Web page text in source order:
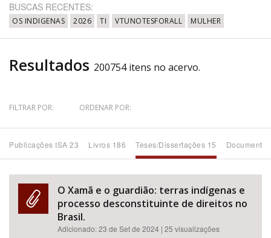
Até
Povo Indígena
Subtema
Área de Levantamento
BUSCAS RECENTES:
OS INDIGENAS 2026 TI VTUNOTESFORALL MULHER
Resultados 200754 itens no acervo.
FILTRAR POR: ORDENAR POR:
Publicações ISA 23 Livros 186 Teses/Dissertações 15
O Xamã e o guardião: terras indígenas e
processo desconstituinte de direitos no
Brasil.
Adicionado:23 de Set de 2024 | 25 visualizações